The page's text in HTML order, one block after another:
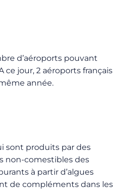
d’aéroports pouvant
jour, 2 aéroports français
année.
sont produits par des
non-comestibles des
à partir d’algues
de compléments dans les